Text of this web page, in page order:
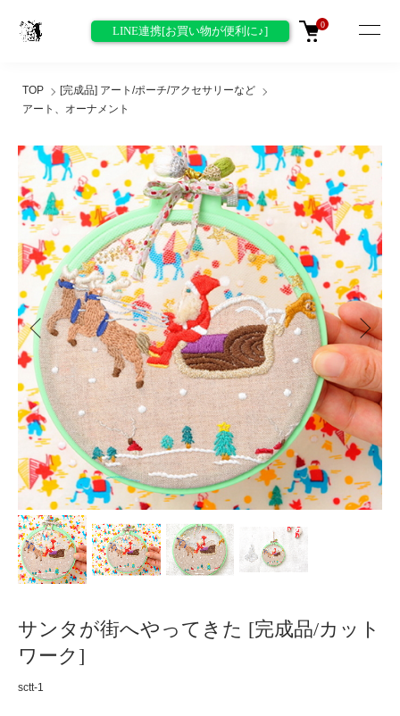
LINE連携[お買い物が便利に♪] 0
TOP
[完成品] アート/ポーチ/アクセサリーなど
アート、オーナメント
サンタが街へやってきた [完成品/カット
ワーク]
sctt-1